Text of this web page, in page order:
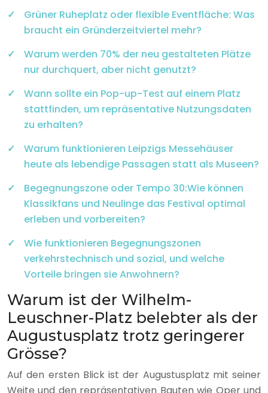
Grüner Ruheplatz oder flexible Eventfläche: Was
braucht ein Gründerzeitviertel mehr?
Warum werden 70% der neu gestalteten Plätze
nur durchquert, aber nicht genutzt?
Wann sollte ein Pop-up-Test auf einem Platz
stattfinden, um repräsentative Nutzungsdaten
zu erhalten?
Warum funktionieren Leipzigs Messehäuser
heute als lebendige Passagen statt als Museen?
Begegnungszone oder Tempo 30:Wie können
Klassikfans und Neulinge das Festival optimal
erleben und vorbereiten?
Wie funktionieren Begegnungszonen
verkehrstechnisch und sozial, und welche
Vorteile bringen sie Anwohnern?
Warum ist der Wilhelm-
Leuschner-Platz belebter als der
Augustusplatz trotz geringerer
Grösse?
Auf den ersten Blick ist der Augustusplatz mit seiner